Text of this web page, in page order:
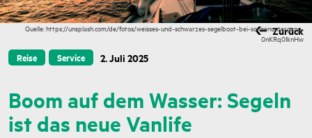
Quelle: https://unsplash.com/de/fotos/weisses-und-schwarzes-segelboot-bei-sonnenuntergang-
0nKRq0IknHw
Reise Service 2. Juli 2025
Zurück
Boom auf dem Wasser: Segeln
ist das neue Vanlife